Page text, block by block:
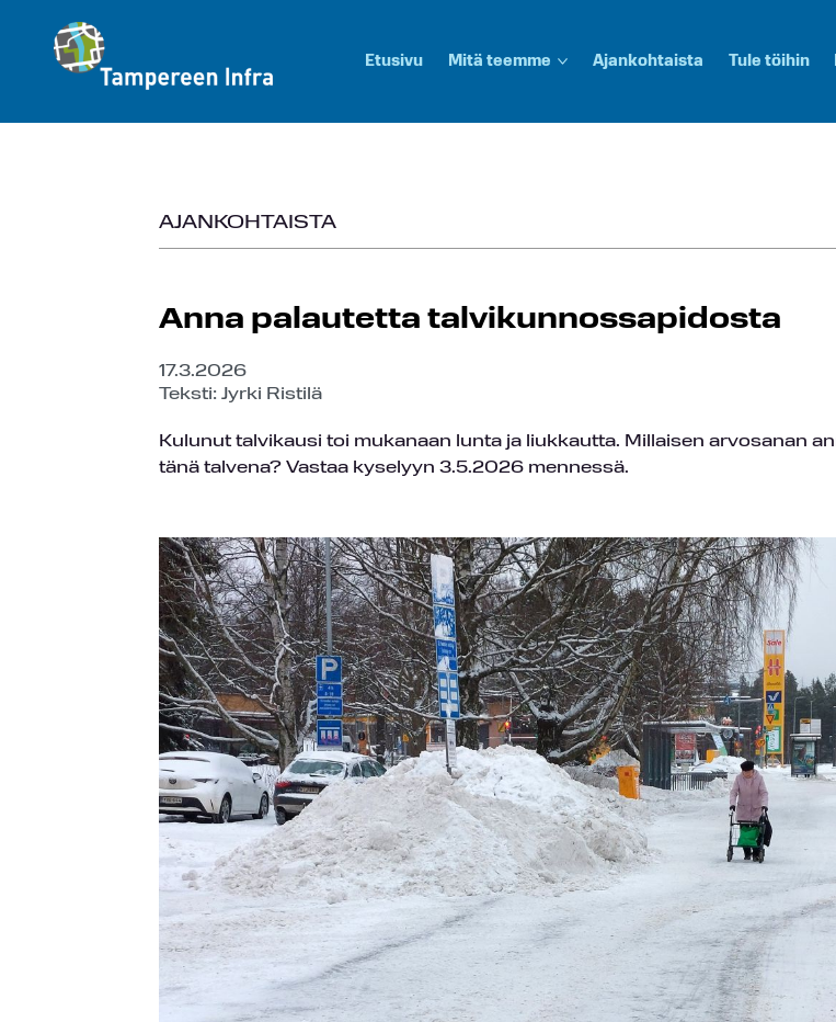
Etusivu Mitä teemme Ajankohtaista Tule töihin
AJANKOHTAISTA
Anna palautetta talvikunnossapidosta
17.3.2026
Teksti: Jyrki Ristilä
Kulunut talvikausi toi mukanaan lunta ja liukkautta. Millaisen arvosanan
tänä talvena? Vastaa kyselyyn 3.5.2026 mennessä.